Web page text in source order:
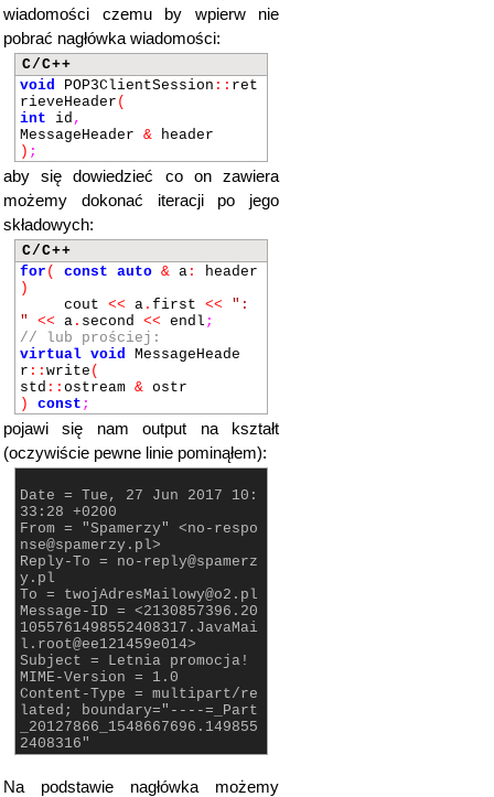
wiadomości czemu by wpierw nie
pobrać nagłówka wiadomości:
C/C++
void POP3ClientSession :: ret
rieveHeader (
int id ,
MessageHeader & header
) ;
aby się dowiedzieć co on zawiera
możemy dokonać iteracji po jego
składowych:
C/C++
for ( const auto & a :
header
)
cout << a . first <<
":
"
<< a . second << endl ;
// lub prościej:
virtual void MessageHeade
r :: write (
std :: ostream & ostr
)
const ;
pojawi się nam output na kształt
(oczywiście pewne linie pominąłem):
Date = Tue, 27 Jun 2017 10:
33:28 +0200
From = "Spamerzy" <no-respo
nse@spamerzy.pl>
Reply-To = no-reply@spamerz
y.pl
To = twojAdresMailowy@o2.pl
Message-ID = <2130857396.20
1055761498552408317.JavaMai
l.root@ee121459e014>
Subject = Letnia promocja!
MIME-Version = 1.0
Content-Type = multipart/re
lated; boundary="----=_Part
_20127866_1548667696.149855
2408316"
Na podstawie nagłówka możemy